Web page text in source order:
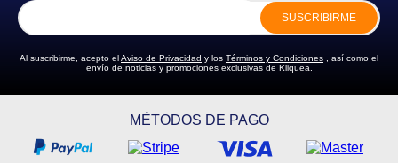
SUSCRIBIRME
Al suscribirme, acepto elAviso de Privacidad y los Términos y Condiciones , así como el
envío de noticias y promociones exclusivas de Kliquea.
MÉTODOS DE PAGO